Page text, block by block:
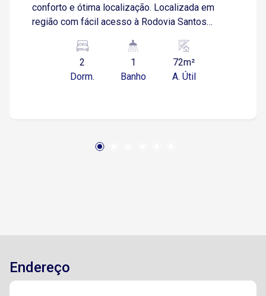
conforto e ótima localização. Localizada em
região com fácil acesso à Rodovia Santos
Rede Bom Lugar, escolas e diversos comércios
de jantar, com armários Sala de estar e TV
2
Dorm.
1
Banho
72m²
A. Útil
Endereço